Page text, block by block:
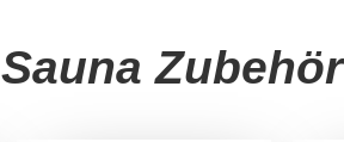
Sauna Zubehör